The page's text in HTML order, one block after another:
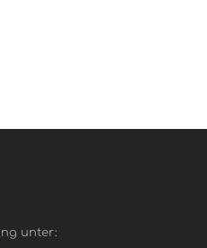
unter: